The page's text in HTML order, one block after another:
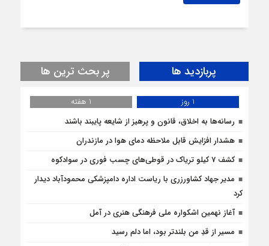
پربازدید ها پر بحث ترین ها
1 روز
1 هفته
رسانه‌ها به اخلاق، قانون و پرهیز از شایعه پایبند باشند
هشدار افزایش قابل ملاحظه دمای هوا در مازندران
کشف 7 کیلو تریاک در قوطی‌‌های چسب فوری در سوادکوه
مدیر جهاد کشاورزری با ریاست اداره دامپزشکی محمودآباد دیدار
کرد
آغاز نهمین اشکواره ملی فرهنگی هنری در آمل
مسیر از قدِ من بلندتر بود، اما دلم رسید